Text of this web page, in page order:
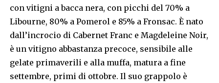
con vitigni a bacca nera, con picchi del 70% a
Libourne, 80% a Pomerol e 85% a Fronsac. È nato
dall’incrocio di Cabernet Franc e Magdeleine Noir,
è un vitigno abbastanza precoce, sensibile alle
gelate primaverili e alla muffa, matura a fine
settembre, primi di ottobre. Il suo grappolo è